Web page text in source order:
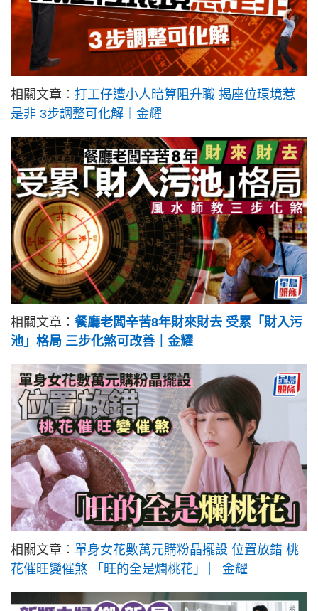
相關文章︰ 打工仔遭小人暗算阻升職 揭座位環境惹
是非 3步調整可化解｜金耀
相關文章︰ 餐廳老闆辛苦8年財來財去 受累「財入污
池」格局 三步化煞可改善｜金耀
相關文章︰ 單身女花數萬元購粉晶擺設 位置放錯 桃
花催旺變催煞 「旺的全是爛桃花」 ︳金耀